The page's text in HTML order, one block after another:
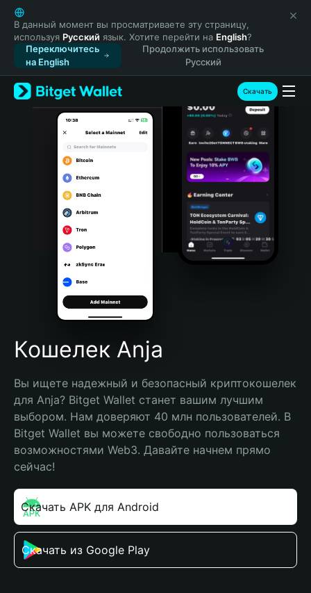
English
日本語
Tiếng Việt
Русский
Español (Latinoamérica)
Türkçe
Italiano
Português (Portugal)
Bahasa Indonesia
Português (Brasil)
Español (Argentina)
В данный момент вы просматриваете эту страницу,
используя Русский язык. Хотите перейти на English?
Переключитесь
на English
Продолжить использовать
Русский
Скачать
Кошелек Anja
Вы ищете надежный и безопасный криптокошелек
для Anja? Bitget Wallet станет вашим лучшим
выбором. Нам доверяют 40 млн пользователей. В
Bitget Wallet вы можете свободно пользоваться
возможностями Web3. Давайте начнем прямо
сейчас!
Скачать APK для Android
Скачать из Google Play